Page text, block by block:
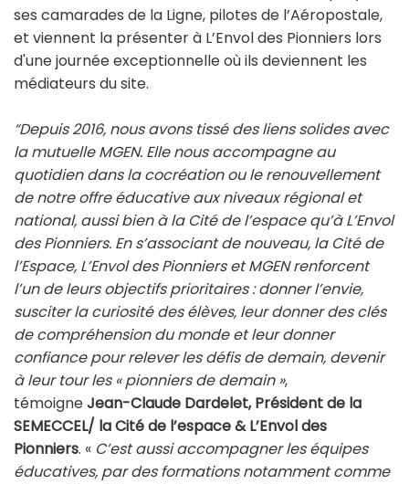
ses camarades de la Ligne, pilotes de l’Aéropostale,
et viennent la présenter à L’Envol des Pionniers lors
d'une journée exceptionnelle où ils deviennent les
médiateurs du site.
“Depuis 2016, nous avons tissé des liens solides avec
la mutuelle MGEN. Elle nous accompagne au
quotidien dans la cocréation ou le renouvellement
de notre offre éducative aux niveaux régional et
national, aussi bien à la Cité de l’espace qu’à L’Envol
des Pionniers. En s’associant de nouveau, la Cité de
l’Espace, L’Envol des Pionniers et MGEN renforcent
l’un de leurs objectifs prioritaires : donner l’envie,
susciter la curiosité des élèves, leur donner des clés
de compréhension du monde et leur donner
confiance pour relever les défis de demain, devenir
à leur tour les « pionniers de demain »,
témoigneJean-Claude Dardelet, Président de la
SEMECCEL/ la Cité de l’espace & L’Envol des
Pionniers. « C’est aussi accompagner les équipes
éducatives, par des formations notamment comme